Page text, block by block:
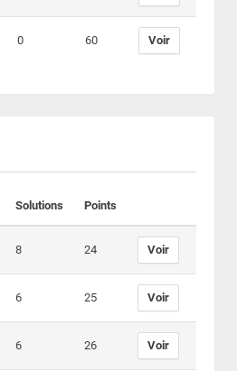
0 60 Voir
Solutions Points
8 24 Voir
6 25 Voir
6 26 Voir